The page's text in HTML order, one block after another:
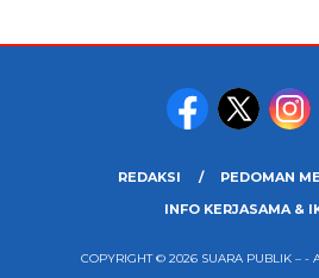
REDAKSI
PEDOMAN
INFO KERJASAMA &
COPYRIGHT © 2026 SUARA PUBLIK – -